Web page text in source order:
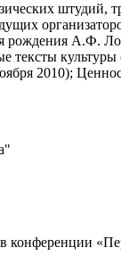
штудий,
рождения А.Ф.
тексты
2010);
конференции